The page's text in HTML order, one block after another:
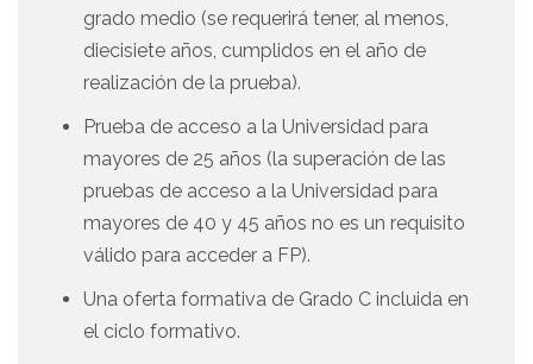
grado medio (se requerirá tener, al menos,
diecisiete años, cumplidos en el año de
realización de la prueba).
Prueba de acceso a la Universidad para
mayores de 25 años (la superación de las
pruebas de acceso a la Universidad para
mayores de 40 y 45 años no es un requisito
válido para acceder a FP).
Una oferta formativa de Grado C incluida en
el ciclo formativo.